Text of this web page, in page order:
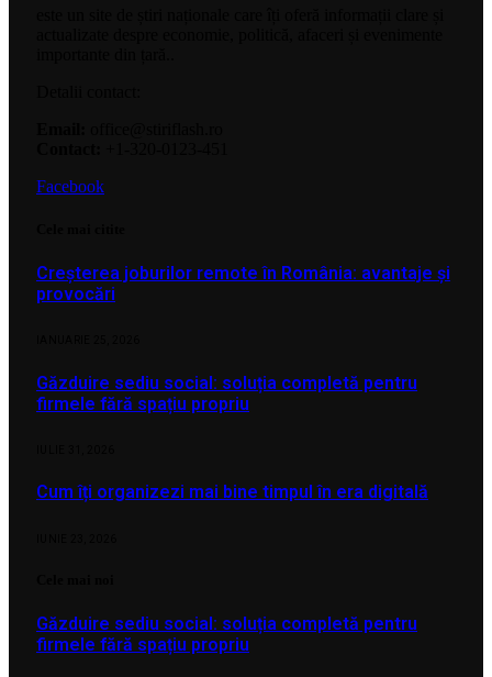
Facebook
Creșterea joburilor remote în România: avantaje și
provocări
Găzduire sediu social: soluția completă pentru
firmele fără spațiu propriu
Cum îți organizezi mai bine timpul în era digitală
Găzduire sediu social: soluția completă pentru
firmele fără spațiu propriu